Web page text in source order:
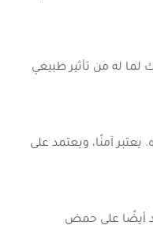
لما له من تأثير طبيعي
آمنًا، ويعتمد على
أيضًا على حمض